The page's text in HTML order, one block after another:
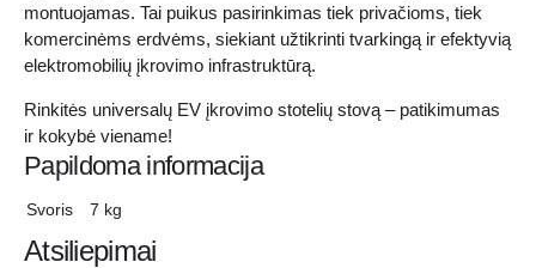
montuojamas. Tai puikus pasirinkimas tiek privačioms, tiek
komercinėms erdvėms, siekiant užtikrinti tvarkingą ir efektyvią
elektromobilių įkrovimo infrastruktūrą.
Rinkitės universalų EV įkrovimo stotelių stovą – patikimumas
ir kokybė viename!
Papildoma informacija
Svoris 7 kg
Atsiliepimai